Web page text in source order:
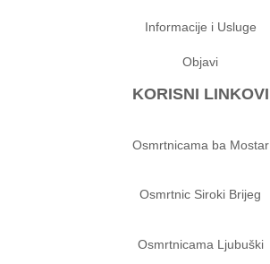
Informacije i Usluge
Objavi
KORISNI LINKOVI
Osmrtnicama ba Mostar
Osmrtnic Siroki Brijeg
Osmrtnicama Ljubuški